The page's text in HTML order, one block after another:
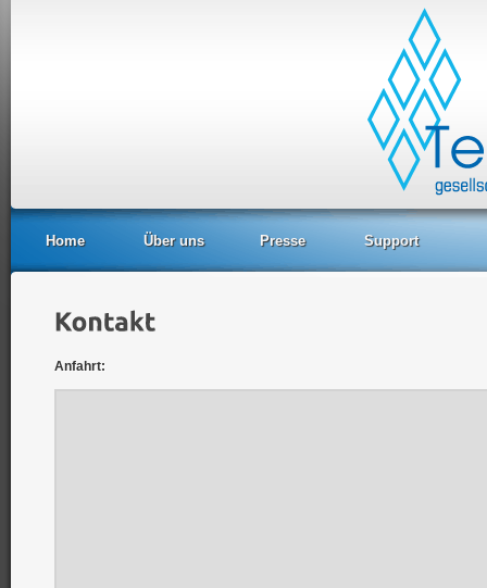
Home Über uns Presse Support
Anfahrt: